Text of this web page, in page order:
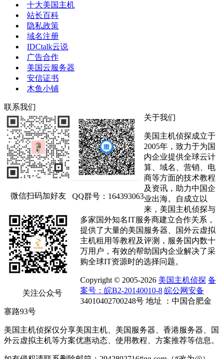
十大美国主机
站长百科
隐私政策
域名注册
IDCtalk云说
广告合作
美国云服务器
安信证书
木鱼小铺
联系我们
微信扫码加好友 QQ群号：164393063
关注公众号
关于我们
美国主机侦探成立于
2005年，致力于为国
内企业提供全球云计
算、域名、营销、电
商等方面的技术教程
及资讯，助力中国企
业出海。自成立以
来，美国主机侦探与
多家国外知名IT服务商建立合作关系，
提供了大量的美国服务器、国外云虚拟
主机租用等教程及评测，服务国内数十
万用户，有效的帮助国内企业解决了采
购全球IT资源时的选择问题。
Copyright © 2005-2026 美国主机侦探 备
案号：皖B2-20140010-8 皖公网安备
34010402700248号 地址 ：中国合肥金
寨路93号
美国主机侦探仅分享美国主机、美国服务器、香港服务器、国
外云虚拟主机等方案优惠动态、使用教程、方案推荐等信息。